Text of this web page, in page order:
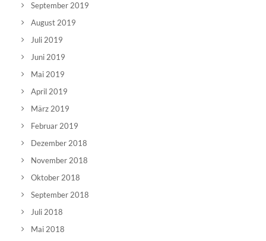
September 2019
August 2019
Juli 2019
Juni 2019
Mai 2019
April 2019
März 2019
Februar 2019
Dezember 2018
November 2018
Oktober 2018
September 2018
Juli 2018
Mai 2018